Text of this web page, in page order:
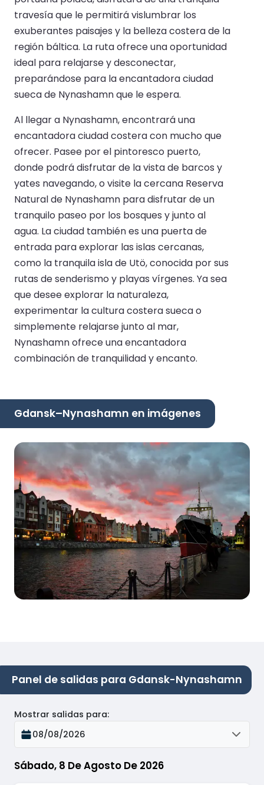
travesía que le permitirá vislumbrar los
exuberantes paisajes y la belleza costera de la
región báltica. La ruta ofrece una oportunidad
ideal para relajarse y desconectar,
preparándose para la encantadora ciudad
sueca de Nynashamn que le espera.
Al llegar a Nynashamn, encontrará una
encantadora ciudad costera con mucho que
ofrecer. Pasee por el pintoresco puerto,
donde podrá disfrutar de la vista de barcos y
yates navegando, o visite la cercana Reserva
Natural de Nynashamn para disfrutar de un
tranquilo paseo por los bosques y junto al
agua. La ciudad también es una puerta de
entrada para explorar las islas cercanas,
como la tranquila isla de Utö, conocida por sus
rutas de senderismo y playas vírgenes. Ya sea
que desee explorar la naturaleza,
experimentar la cultura costera sueca o
simplemente relajarse junto al mar,
Nynashamn ofrece una encantadora
combinación de tranquilidad y encanto.
Gdansk–Nynashamn en imágenes
Panel de salidas para Gdansk-Nynashamn
Sábado, 8 De Agosto De 2026
Mostrar salidas para:
08/08/2026